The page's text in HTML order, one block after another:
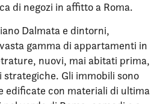
di negozi in affitto a Roma.
Dalmata e dintorni,
gamma di appartamenti in
nuovi, mai abitati prima,
strategiche. Gli immobili sono
edificate con materiali di ultima